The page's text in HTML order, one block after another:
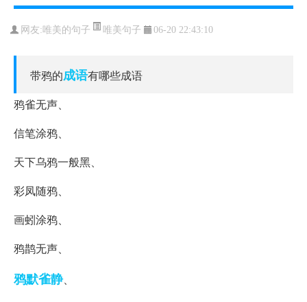
网友: 唯美的句子 唯美句子 06-20 22:43:10
带鸦的成语有哪些成语
鸦雀无声、
信笔涂鸦、
天下乌鸦一般黑、
彩凤随鸦、
画蚓涂鸦、
鸦鹊无声、
鸦默雀静、